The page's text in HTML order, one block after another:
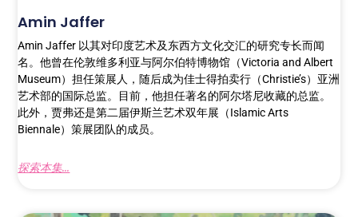
Amin Jaffer
Amin Jaffer 以其对印度艺术及东西方文化交汇的研究专长而闻
名。他曾在伦敦维多利亚与阿尔伯特博物馆（Victoria and Albert
Museum）担任策展人，随后成为佳士得拍卖行（Christie’s）亚洲
艺术部的国际总监。目前，他担任著名的阿尔塔尼收藏的总监。
此外，贾弗还是第二届伊斯兰艺术双年展（Islamic Arts
Biennale）策展团队的成员。
探索本集...